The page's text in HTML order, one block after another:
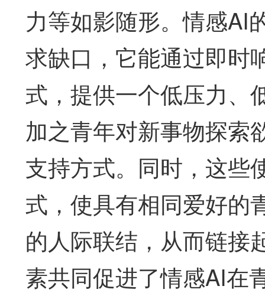
力等如影随形。情感AI
求缺口，它能通过即时
式，提供一个低压力、
加之青年对新事物探索
支持方式。同时，这些
式，使具有相同爱好的
的人际联结，从而链接
素共同促进了情感AI在